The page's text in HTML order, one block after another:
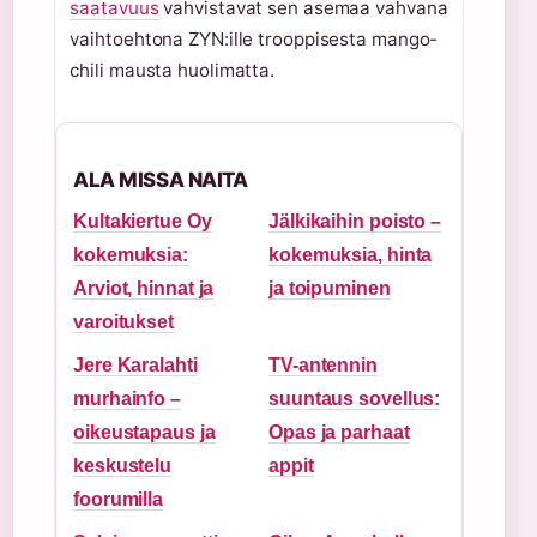
saatavuusvahvistavat sen asemaa vahvana
vaihtoehtona ZYN:ille trooppisesta mango-
chili mausta huolimatta.
ALA MISSA NAITA
Kultakiertue Oy
kokemuksia:
Arviot, hinnat ja
varoitukset
Jälkikaihin poisto –
kokemuksia, hinta
ja toipuminen
Jere Karalahti
murhainfo –
oikeustapaus ja
keskustelu
foorumilla
TV-antennin
suuntaus sovellus:
Opas ja parhaat
appit